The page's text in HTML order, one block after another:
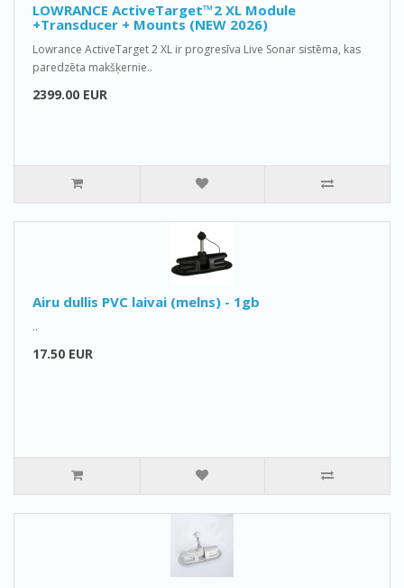
LOWRANCE ActiveTarget™2 XL Module
+Transducer + Mounts (NEW 2026)
Lowrance ActiveTarget 2 XL ir progresīva Live Sonar sistēma, kas
paredzēta makšķernie..
2399.00 EUR
Airu dullis PVC laivai (melns) - 1gb
..
17.50 EUR